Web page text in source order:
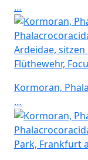
…
Kormoran,
…